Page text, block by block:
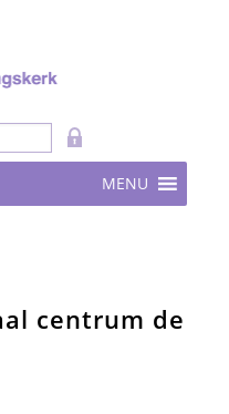
MENU
centrum de